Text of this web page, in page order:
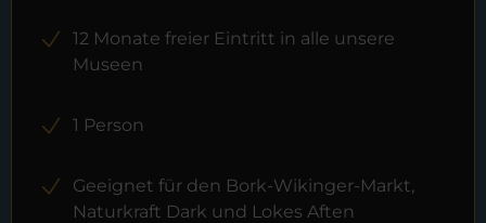
12 Monate freier Eintritt in alle unsere
Museen
1 Person
Geeignet für den Bork-Wikinger-Markt,
Naturkraft Dark und Lokes Aften